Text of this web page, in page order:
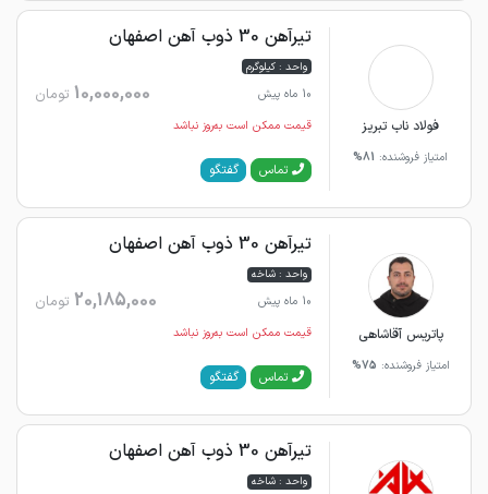
فولاد ناب تبریز
امتیاز فروشنده: 81%
تیرآهن 30 ذوب آهن اصفهان
واحد : کیلوگرم
10 ماه پیش
10,000,000 تومان
قیمت ممکن است به‌روز نباشد
تماس گفتگو
پاتریس آقاشاهی
امتیاز فروشنده: 75%
تیرآهن 30 ذوب آهن اصفهان
واحد : شاخه
10 ماه پیش
20,185,000 تومان
قیمت ممکن است به‌روز نباشد
تماس گفتگو
تیرآهن 30 ذوب آهن اصفهان
واحد : شاخه